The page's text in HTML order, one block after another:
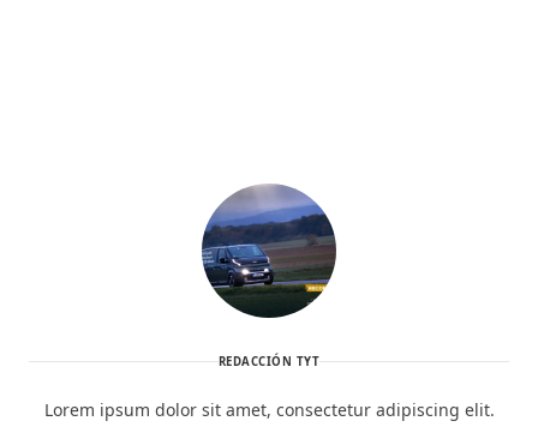
REDACCIÓN TYT
Lorem ipsum dolor sit amet, consectetur adipiscing elit.